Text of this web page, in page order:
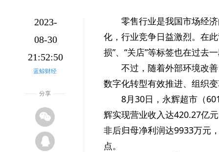
2023-
08-30
21:52:50
蓝鲸财经
分享
零售行业是我国市场经
化，行业竞争日益激烈。在
损”、“关店”等标签也在过去
不过，随着外部环境改
数字化转型有效推进、组织
8月30日，永辉超市（
辉实现营业收入达420.27亿
非后归母净利润达9933万元
点。